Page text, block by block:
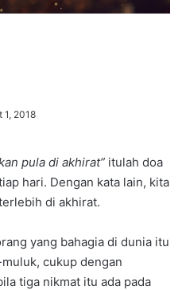
1, 2018
pula di akhirat” itulah doa
hari. Dengan kata lain, kita
di akhirat.
yang bahagia di dunia itu
cukup dengan
tiga nikmat itu ada pada